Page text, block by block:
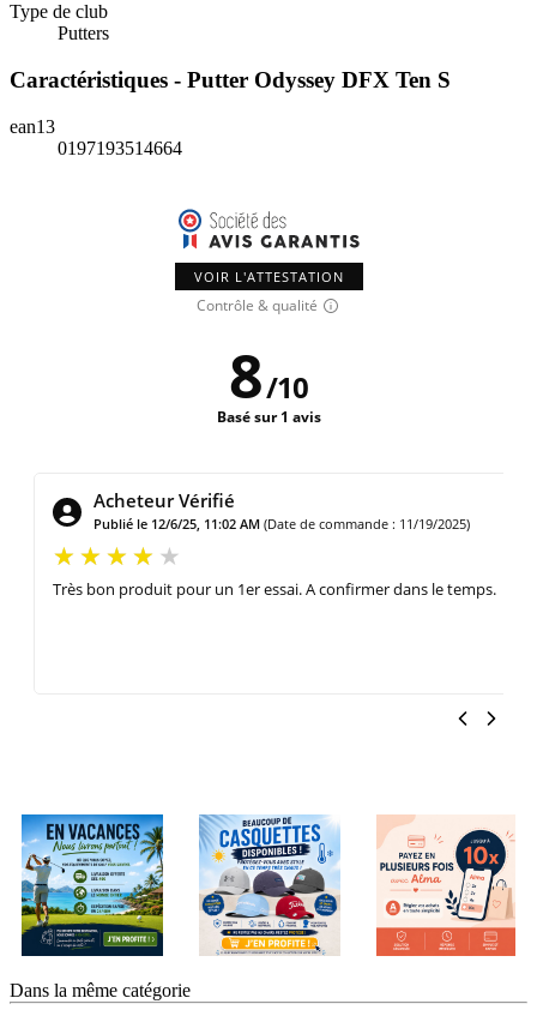
Type de club
Putters
Caractéristiques - Putter Odyssey DFX Ten S
ean13
0197193514664
VOIR L'ATTESTATION
Contrôle & qualité
8/10
Basé sur 1 avis
Acheteur Vérifié
Publié le 12/6/25, 11:02 AM (Date de commande : 11/19/2025)
Très bon produit pour un 1er essai. A confirmer dans le temps.
Dans la même catégorie